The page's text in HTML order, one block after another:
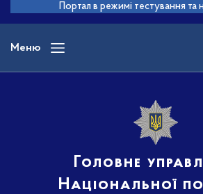
основного
вмісту
Портал в режимі тестування та
Меню
Головне
Національної